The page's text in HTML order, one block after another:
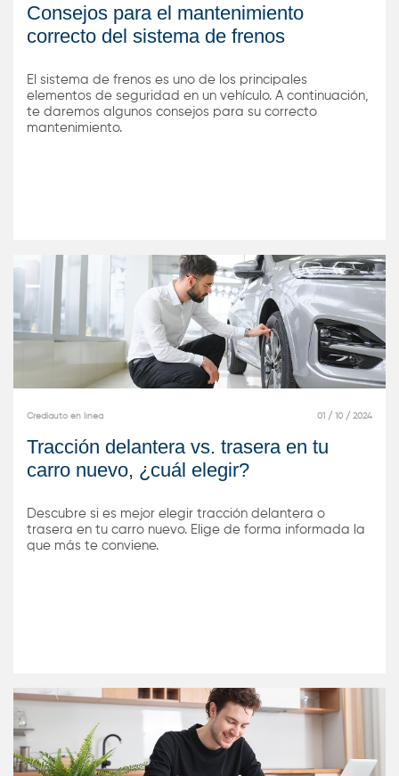
Consejos para el mantenimiento
correcto del sistema de frenos
El sistema de frenos es uno de los principales
elementos de seguridad en un vehículo. A continuación,
te daremos algunos consejos para su correcto
mantenimiento.
Crediauto en línea 01 / 10 / 2024
Tracción delantera vs. trasera en tu
carro nuevo, ¿cuál elegir?
Descubre si es mejor elegir tracción delantera o
trasera en tu carro nuevo. Elige de forma informada la
que más te conviene.